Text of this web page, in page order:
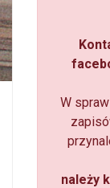
W
należy